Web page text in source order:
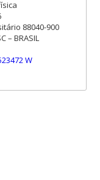
88040-900
– BRASIL
W